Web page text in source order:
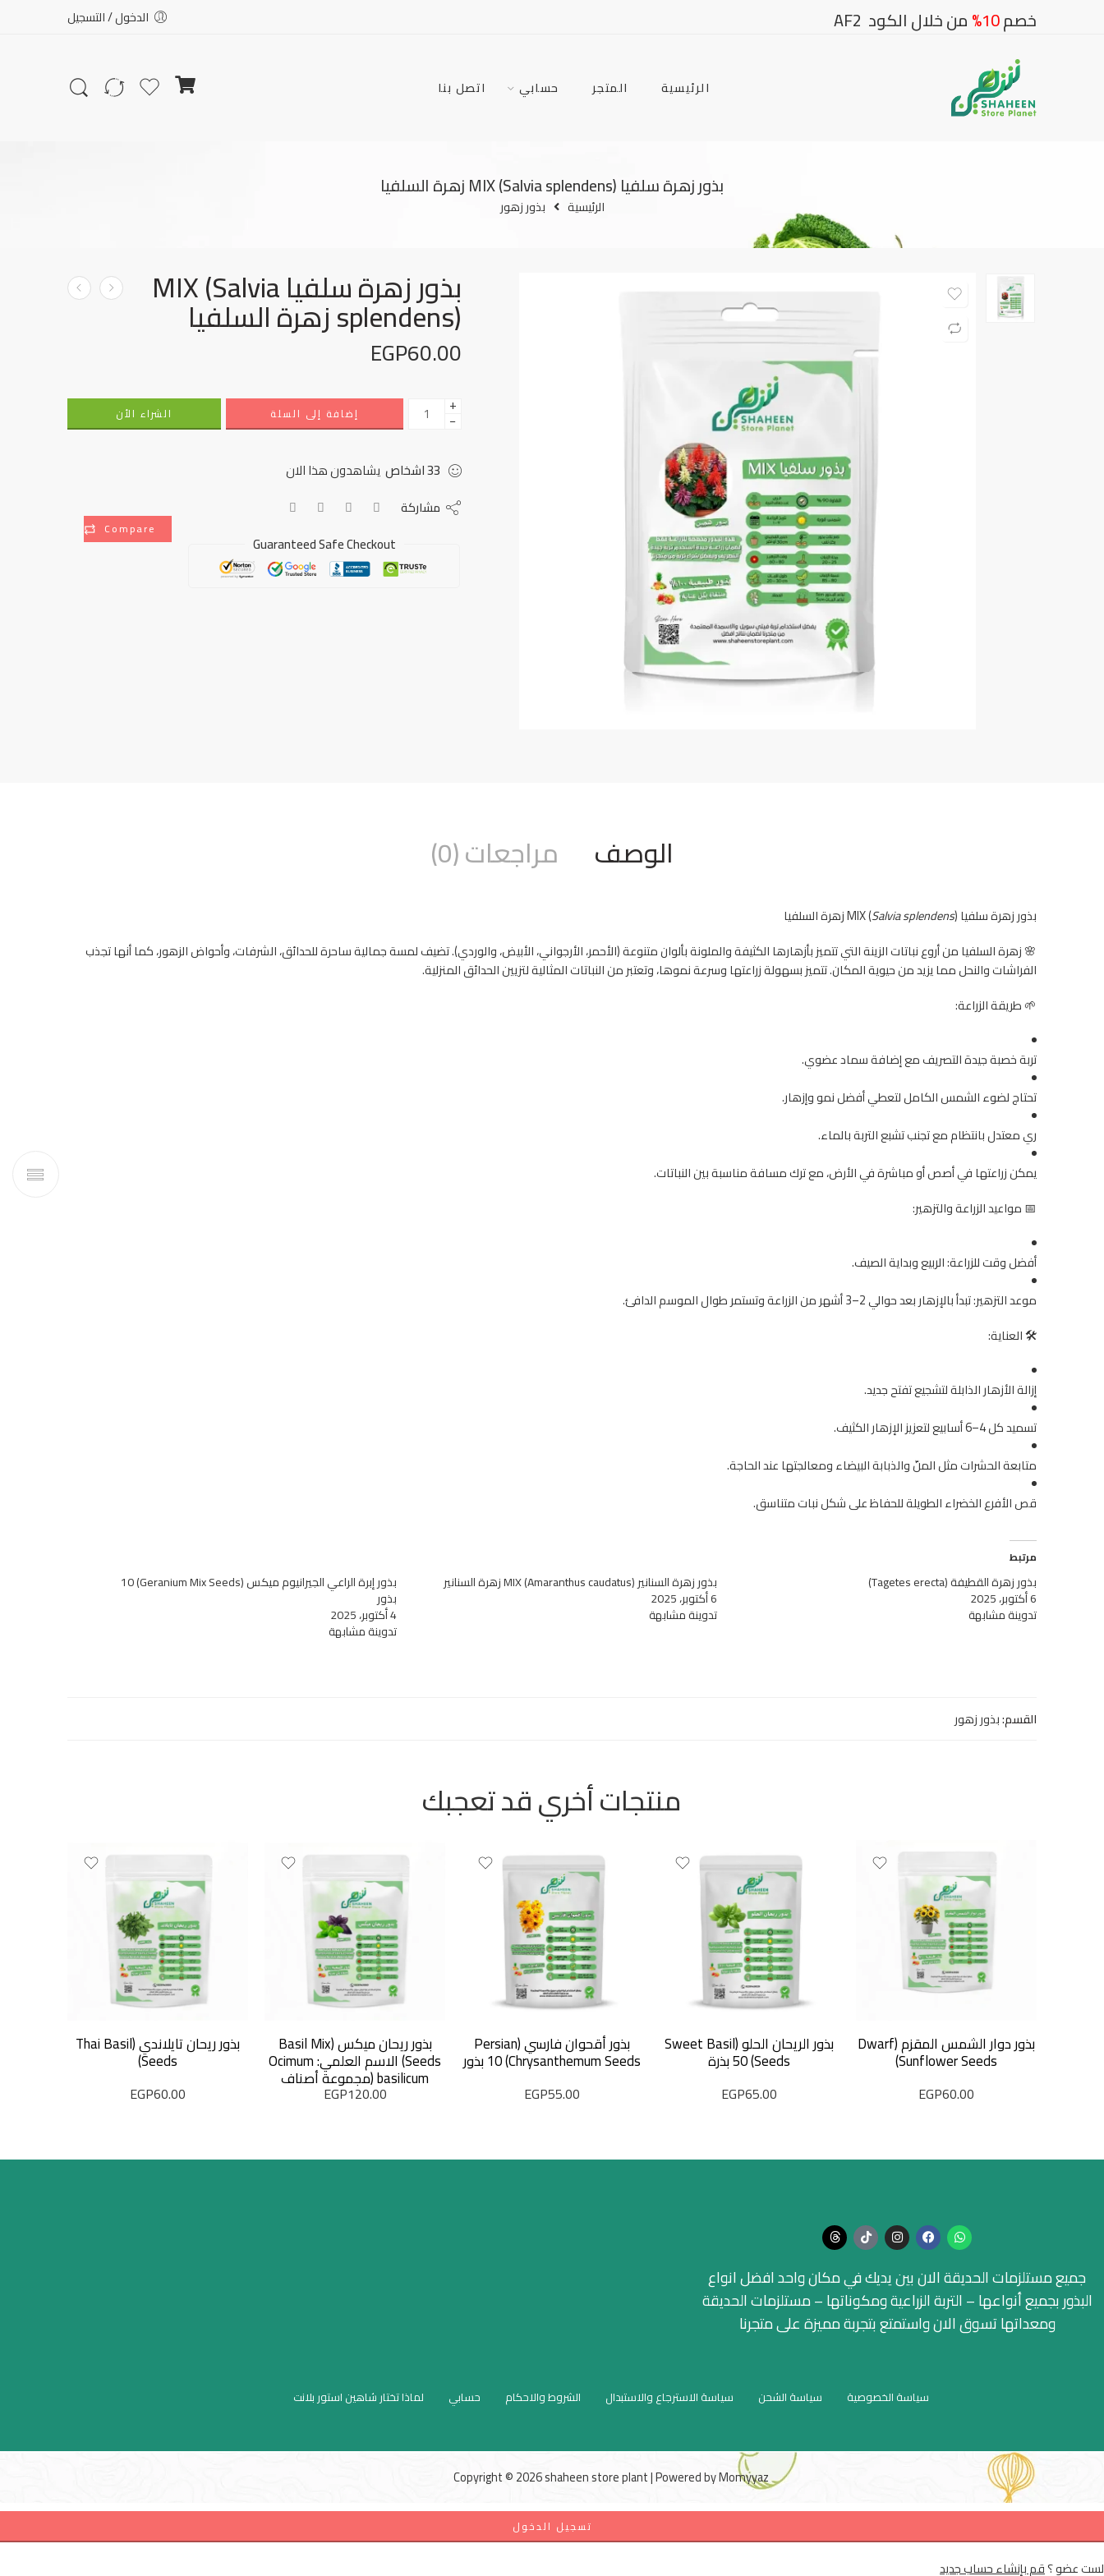
خصم10% من خلال الكود AF2 الدخول / التسجيل
الرئيسية المتجر حسابي اتصل بنا
بذور زهرة سلفيا MIX (Salvia splendens) زهرة السلفيا
الرئيسية بذور زهور
بذور زهرة سلفيا MIX (Salvia
splendens) زهرة السلفيا
EGP60.00
+
− إضافة إلى السلة الشراء الأن
33اشخاص يشاهدون هذا الان
Compare
مشاركة
Guaranteed Safe Checkout
الوصف مراجعات (0)
بذور زهرة سلفيا MIX ( Salvia splendens) زهرة السلفيا
🌸 زهرة السلفيا من أروع نباتات الزينة التي تتميز بأزهارها الكثيفة والملونة بألوان متنوعة (الأحمر، الأرجواني، الأبيض، والوردي). تضيف لمسة جمالية ساحرة للحدائق، الشرفات، وأحواض الزهور، كما أنها تجذب
الفراشات والنحل مما يزيد من حيوية المكان. تتميز بسهولة زراعتها وسرعة نموها، وتعتبر من النباتات المثالية لتزيين الحدائق المنزلية.
🌱 طريقة الزراعة:
تربة خصبة جيدة التصريف مع إضافة سماد عضوي.
تحتاج لضوء الشمس الكامل لتعطي أفضل نمو وإزهار.
ري معتدل بانتظام مع تجنب تشبع التربة بالماء.
يمكن زراعتها في أصص أو مباشرة في الأرض، مع ترك مسافة مناسبة بين النباتات.
📅 مواعيد الزراعة والتزهير:
أفضل وقت للزراعة: الربيع وبداية الصيف.
موعد التزهير: تبدأ بالإزهار بعد حوالي 2–3 أشهر من الزراعة وتستمر طوال الموسم الدافئ.
🛠️ العناية:
إزالة الأزهار الذابلة لتشجيع تفتح جديد.
تسميد كل 4–6 أسابيع لتعزيز الإزهار الكثيف.
متابعة الحشرات مثل المنّ والذبابة البيضاء ومعالجتها عند الحاجة.
قص الأفرع الخضراء الطويلة للحفاظ على شكل نبات متناسق.
مرتبط
بذور زهرة القطيفة (Tagetes erecta)
6 أكتوبر، 2025
تدوينة مشابهة
بذور زهرة السنانير MIX (Amaranthus caudatus) زهرة السنانير
6 أكتوبر، 2025
تدوينة مشابهة
بذور إبرة الراعي الجيرانيوم ميكس (Geranium Mix Seeds) 10
بذور
4 أكتوبر، 2025
تدوينة مشابهة
القسم:بذور زهور
منتجات أخري قد تعجبك
بذور دوار الشمس المقزم (Dwarf
Sunflower Seeds)
EGP60.00
بذور الريحان الحلو (Sweet Basil
Seeds) 50 بذرة
EGP65.00
بذور أقحوان فارسي (Persian
Chrysanthemum Seeds) 10 بذور
EGP55.00
بذور ريحان ميكس (Basil Mix
Seeds) الاسم العلمي: Ocimum
basilicum (مجموعة أصناف
متنوعة)EGP120.00
بذور ريحان تايلاندي (Thai Basil
Seeds)
EGP60.00
جميع مستلزمات الحديقة الان بين يديك في مكان واحد افضل انواع
البذور بجميع أنواعها – التربة الزراعية ومكوناتها – مستلزمات الحديقة
ومعداتها تسوق الان واستمتع بتجربة مميزة على متجرنا
سياسة الخصوصية سياسة الشحن سياسة الاسترجاع والاستبدال الشروط والاحكام حسابي لماذا تختار شاهين استور بلانت
Copyright © 2026 shaheen store plant | Powered byMomyyaz
تسجيل الدخول
لست عضو ؟قم بإنشاء حساب جديد